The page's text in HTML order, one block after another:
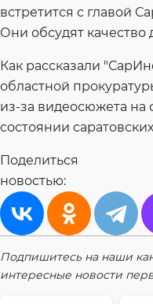
встретится с главой
Они обсудят качество
Как рассказали
областной
из-за видеосюжета на
состоянии
Поделиться
новостью:
Подпишитесь на наши
интересные новости